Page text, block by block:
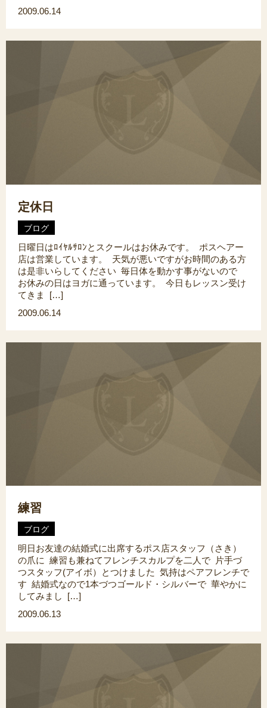
2009.06.14
定休日
ブログ
日曜日はﾛｲﾔﾙｻﾛﾝとスクールはお休みです。 ポスヘアー
店は営業しています。 天気が悪いですがお時間のある方
は是非いらしてください 毎日体を動かす事がないので
お休みの日はヨガに通っています。 今日もレッスン受け
てきま […]
2009.06.14
練習
ブログ
明日お友達の結婚式に出席するポス店スタッフ（さき）
の爪に 練習も兼ねてフレンチスカルプを二人で 片手づ
つスタッフ(アイボ）とつけました 気持はペアフレンチで
す 結婚式なので1本づつゴールド・シルバーで 華やかに
してみまし […]
2009.06.13